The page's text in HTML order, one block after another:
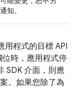
知。
用程式的目標 API
時，應用程式停
SDK 介面，則應
。如果您除了為